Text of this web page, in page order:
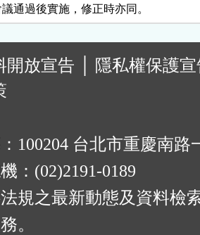
通過後實施，修正時亦同。
開放宣告
隱私權保護
100204 台北市重慶南路
：(02)2191-0189
規之最新動態及資料檢
。